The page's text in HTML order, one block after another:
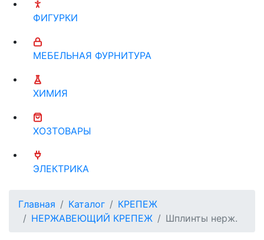
ФИГУРКИ
МЕБЕЛЬНАЯ ФУРНИТУРА
ХИМИЯ
ХОЗТОВАРЫ
ЭЛЕКТРИКА
Главная Каталог
КРЕПЕЖ
НЕРЖАВЕЮЩИЙ КРЕПЕЖ
Шплинты нерж.